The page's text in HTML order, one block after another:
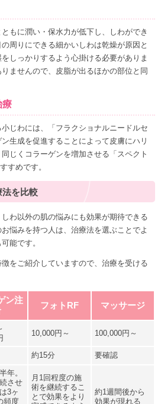
もに潤い・保水力が低下し、しわができ
の周りにできる細かいしわは乾燥が原因 と
しっかりするよう心掛ける必要がありま
ませんので、皮脂が出るほかの部位と同
療
じわには、「フラクショナルニードルセ
生成を促進することによって皮膚にハリ
じくコラーゲンを増加させる「スペクト
すめです。
法を比較
わ以外の肌の悩みにも効果が期待できる
悩みを持つ人は、治療法を選ぶことでよ
能です。
をご紹介していますので、治療を受ける
ン注
フォトRF マッサージ
10,000円～ 100,000円～
約15分 要確認
年。
させ
3ヶ
頻度
月1回程度の施
術を継続するこ
とで効果をより
約1週間後から
効果が現れる